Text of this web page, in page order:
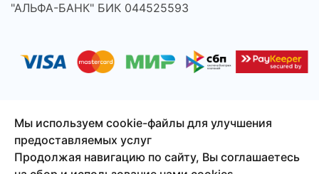
"АЛЬФА-БАНК" БИК 044525593
© 2026 Акодис - продажа компонентов для телефонов,
ноутбуков, планшетов и другой техники.
Мы используем cookie-файлы для улучшения
предоставляемых услуг
Продолжая навигацию по сайту, Вы соглашаетесь